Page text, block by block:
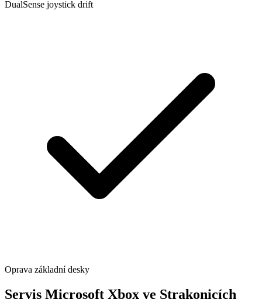
DualSense joystick drift
Oprava základní desky
Servis Microsoft Xbox ve Strakonicích